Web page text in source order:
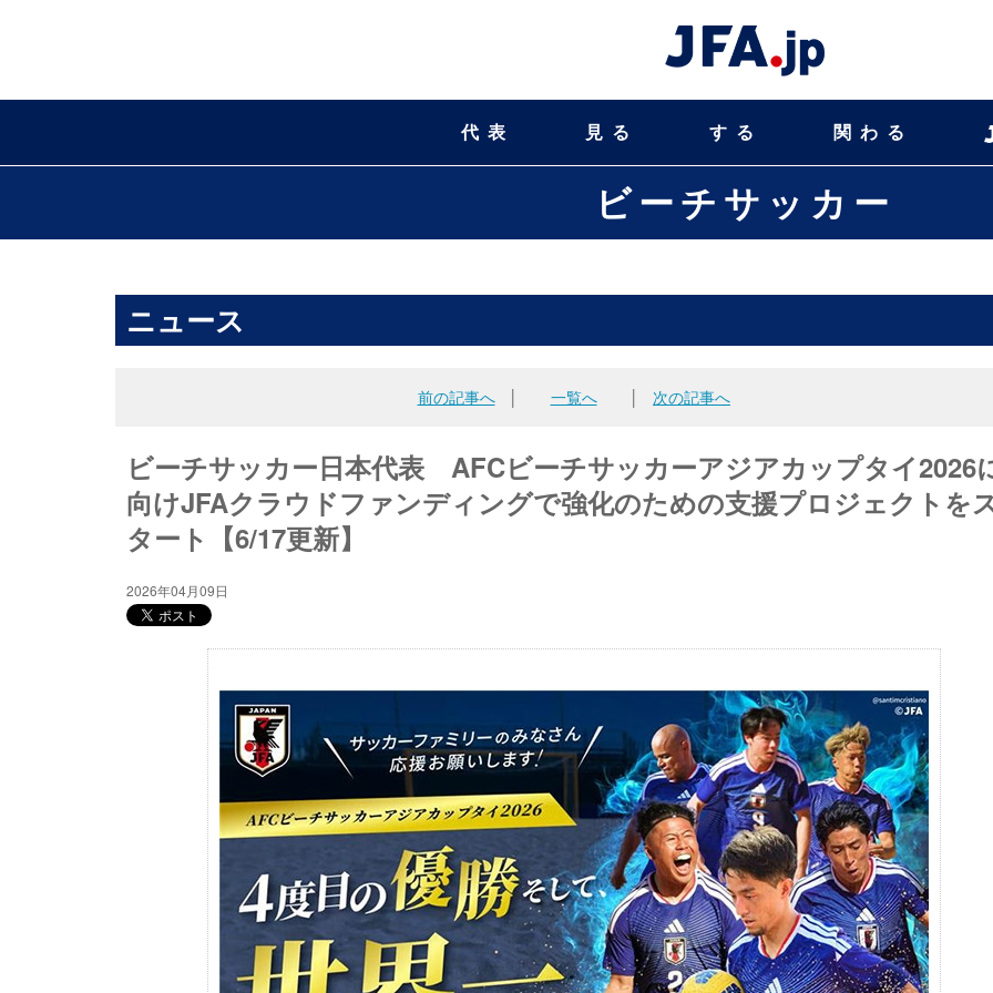
代表 見る する 関わる
ビーチサッカー
ニュース
前の記事へ│ 一覧へ 次の記事へ
ビーチサッカー日本代表 AFCビーチサッカーアジアカップタイ2026
向けJFAクラウドファンディングで強化のための支援プロジェクトを
タート【6/17更新】
2026年04月09日